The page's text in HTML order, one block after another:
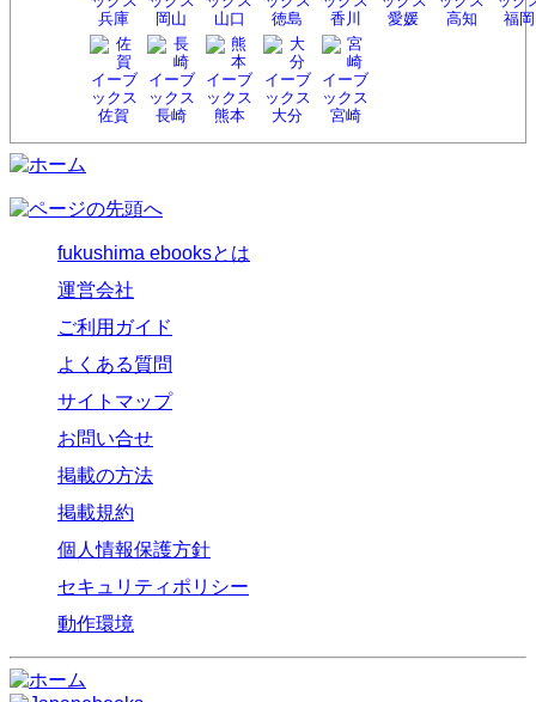
兵庫 岡山 山口 徳島 香川 愛媛 高知 福岡
佐賀 長崎 熊本 大分 宮崎
fukushima ebooksとは
運営会社
ご利用ガイド
よくある質問
サイトマップ
お問い合せ
掲載の方法
掲載規約
個人情報保護方針
セキュリティポリシー
動作環境